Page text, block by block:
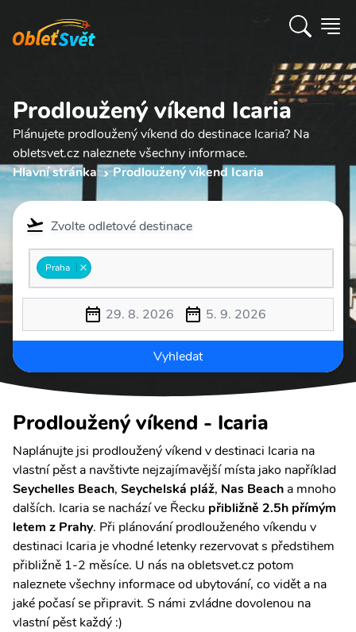
Prodloužený víkend Icaria
Plánujete prodloužený víkend do destinace Icaria? Na
obletsvet.cz naleznete všechny informace.
Hlavní stránka
Prodloužený víkend Icaria
Zvolte odletové destinace
Praha
29. 8. 2026 5. 9. 2026
Vyhledat
Prodloužený víkend - Icaria
Naplánujte jsi prodloužený víkend v destinaci Icaria na
vlastní pěst a navštivte nejzajímavější místa jako například
Seychelles Beach, Seychelská pláž, Nas Beach a mnoho
dalších. Icaria se nachází ve Řecku přibližně 2.5h přímým
letem z Prahy. Při plánování prodlouženého víkendu v
destinaci Icaria je vhodné letenky rezervovat s předstihem
přibližně 1-2 měsíce. U nás na obletsvet.cz potom
naleznete všechny informace od ubytování, co vidět a na
jaké počasí se připravit. S námi zvládne dovolenou na
vlastní pěst každý :)